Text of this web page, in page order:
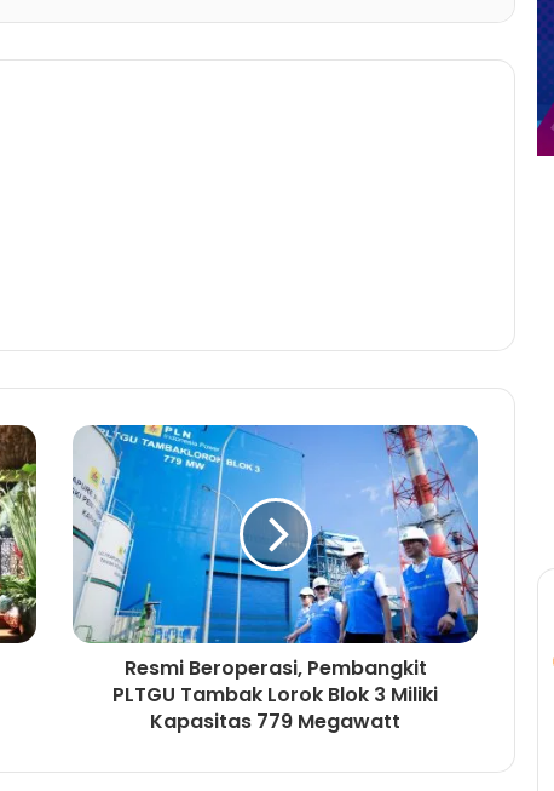
Resmi Beroperasi, Pembangkit
PLTGU Tambak Lorok Blok 3 Miliki
Kapasitas 779 Megawatt